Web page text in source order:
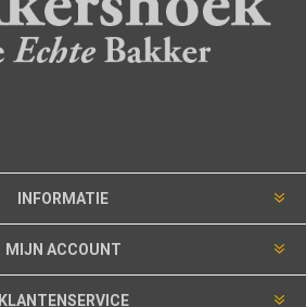
INFORMATIE
MIJN ACCOUNT
KLANTENSERVICE